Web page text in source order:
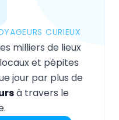
CURIEUX
milliers de lieux
et pépites
jour par plus de
à travers le